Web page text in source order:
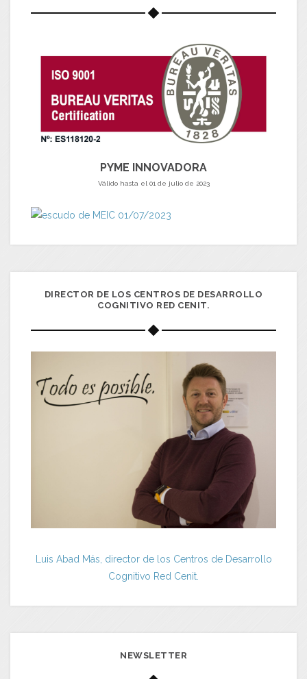
PYME INNOVADORA
Válido hasta el 01 de julio de 2023
DIRECTOR DE LOS CENTROS DE DESARROLLO
COGNITIVO RED CENIT.
Luis Abad Más, director de los Centros de Desarrollo
Cognitivo Red Cenit.
NEWSLETTER